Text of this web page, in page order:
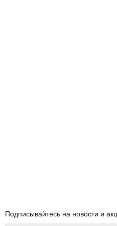
Подписывайтесь на новости и